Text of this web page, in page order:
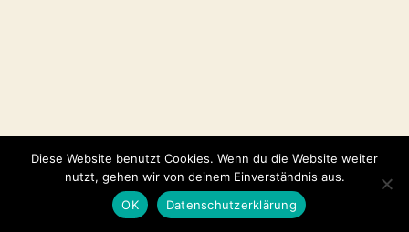
Diese Website benutzt Cookies. Wenn du die Website weiter
nutzt, gehen wir von deinem Einverständnis aus.
OK
Datenschutzerklärung